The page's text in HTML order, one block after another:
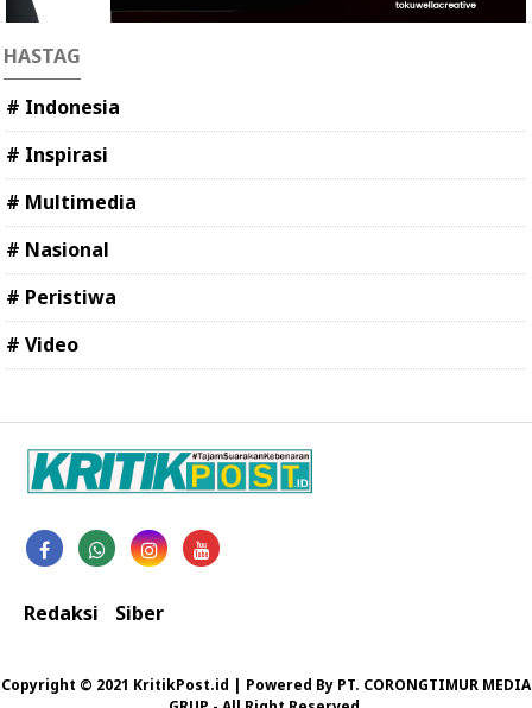
HASTAG
# Indonesia
# Inspirasi
# Multimedia
# Nasional
# Peristiwa
# Video
Redaksi Siber
Copyright © 2021 KritikPost.id | Powered By PT. CORONGTIMUR MEDIA